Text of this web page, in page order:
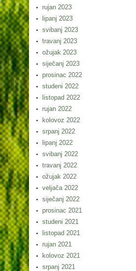
rujan 2023
lipanj 2023
svibanj 2023
travanj 2023
ožujak 2023
siječanj 2023
prosinac 2022
studeni 2022
listopad 2022
rujan 2022
kolovoz 2022
srpanj 2022
lipanj 2022
svibanj 2022
travanj 2022
ožujak 2022
veljača 2022
siječanj 2022
prosinac 2021
studeni 2021
listopad 2021
rujan 2021
kolovoz 2021
srpanj 2021